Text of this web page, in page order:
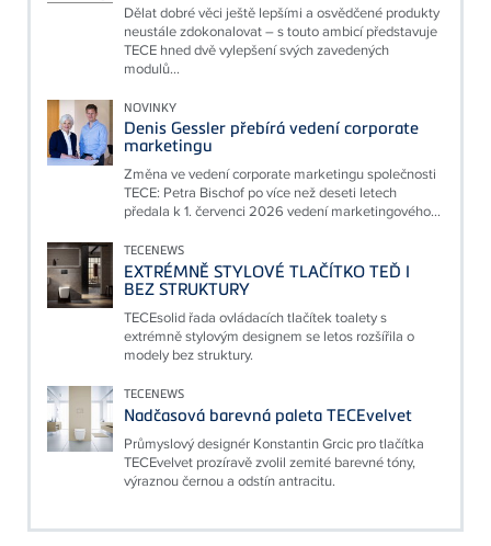
Dělat dobré věci ještě lepšími a osvědčené produkty
neustále zdokonalovat – s touto ambicí představuje
TECE hned dvě vylepšení svých zavedených
modulů...
NOVINKY
Denis Gessler přebírá vedení corporate
marketingu
Změna ve vedení corporate marketingu společnosti
TECE: Petra Bischof po více než deseti letech
předala k 1. červenci 2026 vedení marketingového...
TECENEWS
EXTRÉMNĚ STYLOVÉ TLAČÍTKO TEĎ I
BEZ STRUKTURY
TECEsolid řada ovládacích tlačítek toalety s
extrémně stylovým designem se letos rozšířila o
modely bez struktury.
TECENEWS
Nadčasová barevná paleta TECEvelvet
Průmyslový designér Konstantin Grcic pro tlačítka
TECEvelvet prozíravě zvolil zemité barevné tóny,
výraznou černou a odstín antracitu.